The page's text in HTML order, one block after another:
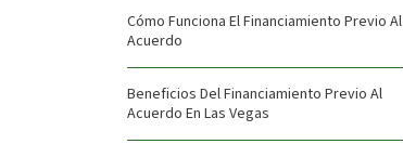
Cómo Funciona El Financiamiento Previo Al
Acuerdo
Beneficios Del Financiamiento Previo Al
Acuerdo En Las Vegas